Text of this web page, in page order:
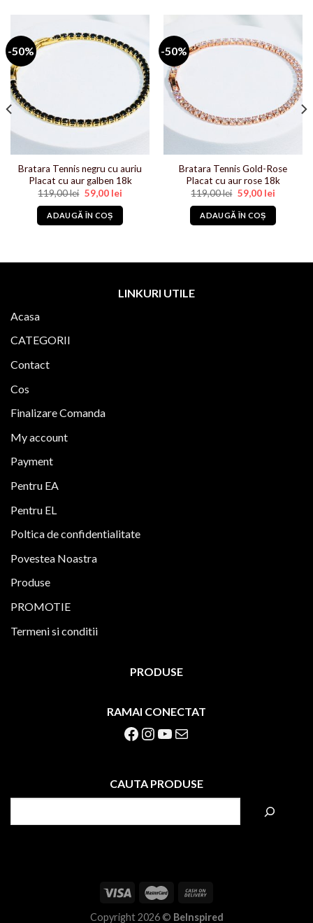
-50%
Bratara Tennis negru cu auriu
Placat cu aur galben 18k
119,00lei Prețul
inițial
a
fost:
119,00 lei.
59,00 leiPrețul
este:
ADAUGĂ ÎN COȘ
-50%
Bratara Tennis Gold-Rose
Placat cu aur rose 18k
119,00lei Prețul
inițial
a
fost:
119,00 lei.
59,00 leiPrețul
este:
ADAUGĂ ÎN COȘ
LINKURI UTILE
Acasa
CATEGORII
Contact
Cos
Finalizare Comanda
My account
Payment
Pentru EA
Pentru EL
Poltica de confidentialitate
Povestea Noastra
Produse
PROMOTIE
Termeni si conditii
PRODUSE
RAMAI CONECTAT
Facebook Instagram YouTube Mail
CAUTA PRODUSE
Copyright 2026 © BeInspired